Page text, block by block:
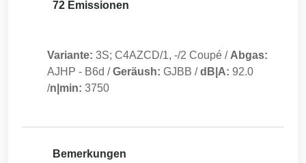
72 Emissionen
Variante: 3S; C4AZCD/1, -/2 Coupé / Abgas:
AJHP - B6d /Geräush: GJBB /dB|A: 92.0
/n|min: 3750
Bemerkungen